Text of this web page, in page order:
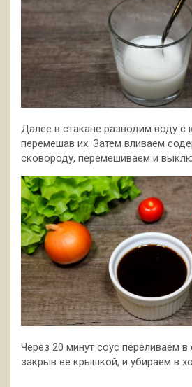
Далее в стакане разводим воду с
перемешав их. Затем вливаем
сковороду, перемешиваем и
Через 20 минут соус переливаем в
закрыв ее крышкой, и убираем в